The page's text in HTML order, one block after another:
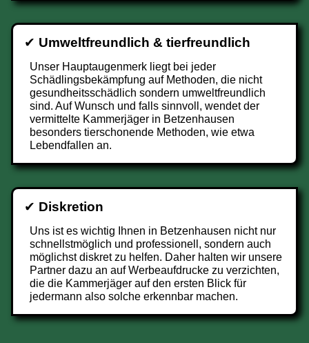
✔ Umweltfreundlich & tierfreundlich
Unser Hauptaugenmerk liegt bei jeder
Schädlingsbekämpfung auf Methoden, die nicht
gesundheitsschädlich sondern umweltfreundlich
sind. Auf Wunsch und falls sinnvoll, wendet der
vermittelte Kammerjäger in Betzenhausen
besonders tierschonende Methoden, wie etwa
Lebendfallen an.
✔ Diskretion
Uns ist es wichtig Ihnen in Betzenhausen nicht nur
schnellstmöglich und professionell, sondern auch
möglichst diskret zu helfen. Daher halten wir unsere
Partner dazu an auf Werbeaufdrucke zu verzichten,
die die Kammerjäger auf den ersten Blick für
jedermann also solche erkennbar machen.